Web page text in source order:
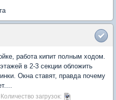
работа кипит полным ходом.
в 2-3 секции обложить
Окна ставят, правда почему
загрузок: